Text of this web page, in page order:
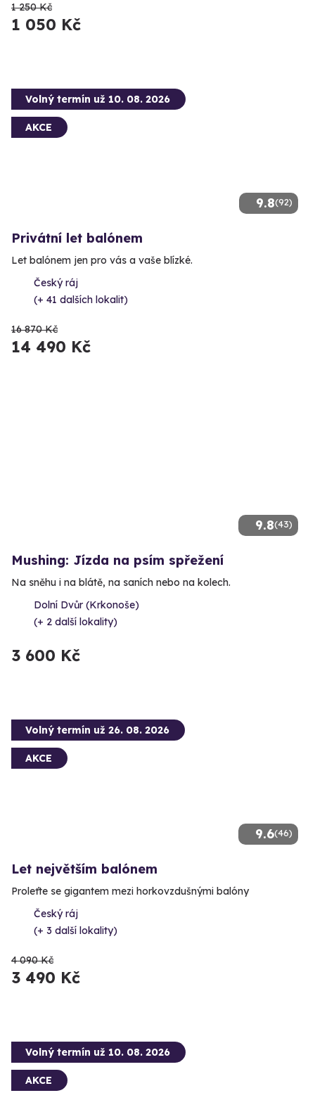
1 250 Kč
1 050 Kč
9.8(92)
Volný termín už 10. 08. 2026
AKCE
Privátní let balónem
Let balónem jen pro vás a vaše blízké.
Český ráj
(+ 41 dalších lokalit)
16 870 Kč
14 490 Kč
9.8(43)
Mushing: Jízda na psím spřežení
Na sněhu i na blátě, na saních nebo na kolech.
Dolní Dvůr (Krkonoše)
(+ 2 další lokality)
3 600 Kč
9.6(46)
Volný termín už 26. 08. 2026
AKCE
Let největším balónem
Proleťte se gigantem mezi horkovzdušnými balóny
Český ráj
(+ 3 další lokality)
4 090 Kč
3 490 Kč
Volný termín už 10. 08. 2026
AKCE